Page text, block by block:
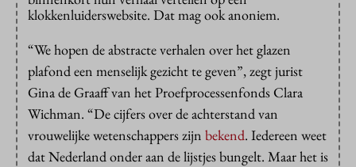
klokkenluiderswebsite. Dat mag ook anoniem.
“We hopen de abstracte verhalen over het glazen
plafond een menselijk gezicht te geven”, zegt jurist
Gina de Graaff van het Proefprocessenfonds Clara
Wichman. “De cijfers over de achterstand van
vrouwelijke wetenschappers zijn bekend. Iedereen weet
dat Nederland onder aan de lijstjes bungelt. Maar het is